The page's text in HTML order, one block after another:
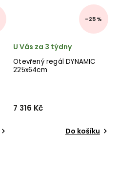
–25 %
Otevřený regál DYNAMIC
225x64cm
U Vás za 3 týdny
7 316 Kč
Do košíku